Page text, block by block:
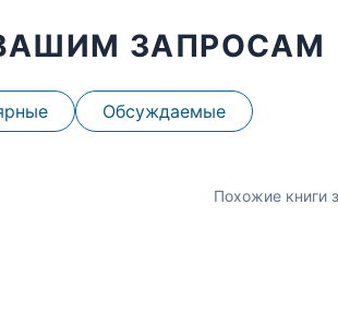
ЗАПРОСАМ
Обсуждаемые
Похожие книги